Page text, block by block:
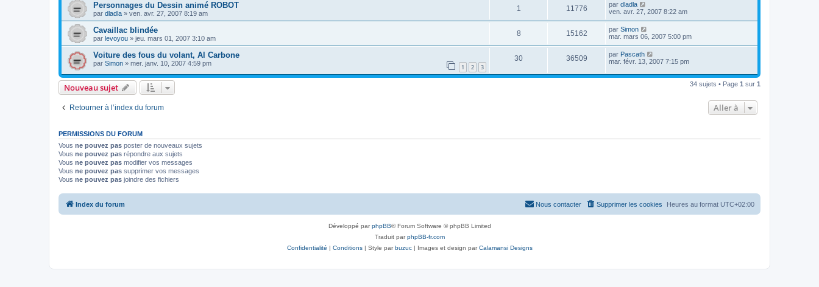
Personnages du Dessin animé ROBOT
par dladla » ven. avr. 27, 2007 8:19 am
1 11776 par dladla
ven. avr. 27, 2007 8:22 am
Cavaillac blindée
par levoyou » jeu. mars 01, 2007 3:10 am
8 15162 par Simon
mar. mars 06, 2007 5:00 pm
Voiture des fous du volant, Al Carbone
par Simon » mer. janv. 10, 2007 4:59 pm 1 2 3
30 36509 par Pascath
mar. févr. 13, 2007 7:15 pm
Nouveau sujet 34 sujets • Page 1 sur 1
Retourner à l’index du forum Aller à
PERMISSIONS DU FORUM
Vous ne pouvez pas poster de nouveaux sujets
Vous ne pouvez pas répondre aux sujets
Vous ne pouvez pas modifier vos messages
Vous ne pouvez pas supprimer vos messages
Vous ne pouvez pas joindre des fichiers
Index du forum Heures au format UTC+02:00
Supprimer les cookies
Nous contacter
Développé parphpBB® Forum Software © phpBB Limited
Traduit parphpBB-fr.com
Confidentialité
Conditions| Style par buzuc| Images et design parCalamansi Designs